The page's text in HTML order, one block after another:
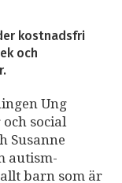
kostnadsfri
och
Ung
social
Susanne
autism-
barn som är